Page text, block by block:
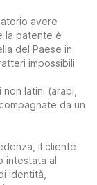
avere
la patente è
del Paese in
impossibili
latini (arabi,
da un
il cliente
intestata al
identità,